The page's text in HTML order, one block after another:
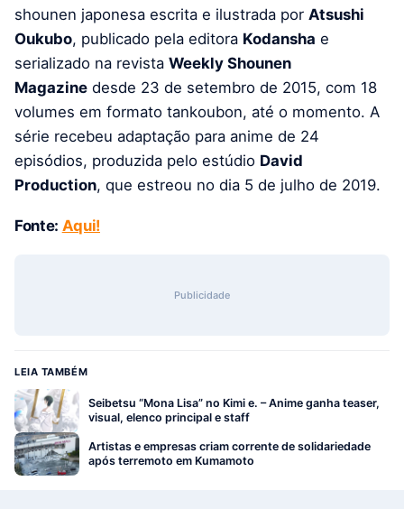
shounen japonesa escrita e ilustrada por Atsushi
Oukubo, publicado pela editora Kodansha e
serializado na revista Weekly Shounen
Magazine desde 23 de setembro de 2015, com 18
volumes em formato tankoubon, até o momento. A
série recebeu adaptação para anime de 24
episódios, produzida pelo estúdio David
Production, que estreou no dia 5 de julho de 2019.
Fonte: Aqui!
Publicidade
LEIA TAMBÉM
Seibetsu “Mona Lisa” no Kimi e. – Anime ganha teaser,
visual, elenco principal e staff
Artistas e empresas criam corrente de solidariedade
após terremoto em Kumamoto